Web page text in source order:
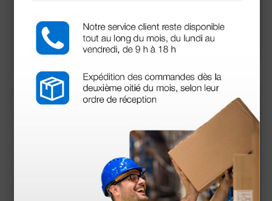
(Precio sin IVA)
1 ud.
(Precio sin IVA)